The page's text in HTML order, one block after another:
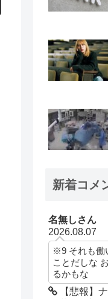
新着コメ
名無しさん
2026.08.07
※9 それも働
ことだしな
るかもな
【悲報】